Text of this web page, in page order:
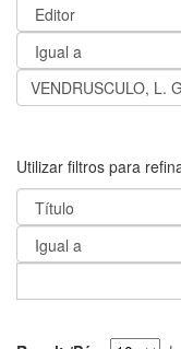
Utilizar filtros para